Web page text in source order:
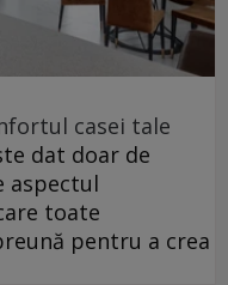
casei tale
dat doar de
aspectul
toate
pentru a crea